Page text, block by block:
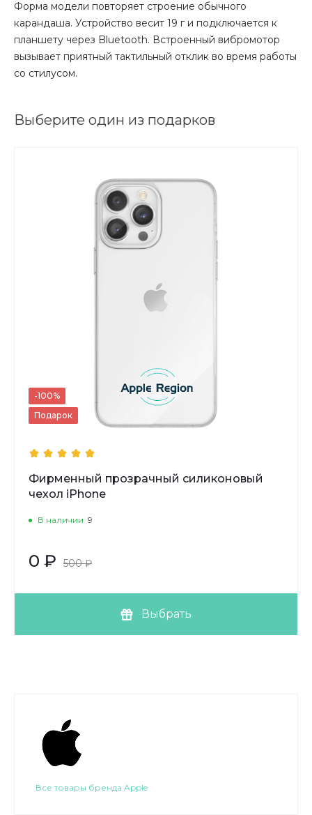
Форма модели повторяет строение обычного
карандаша. Устройство весит 19 г и подключается к
планшету через Bluetooth. Встроенный вибромотор
вызывает приятный тактильный отклик во время работы
со стилусом.
Выберите один из подарков
-100%
Подарок
Фирменный прозрачный силиконовый
чехол iPhone
В наличии 9
0 ₽ 500 ₽
Выбрать
Все товары бренда Apple